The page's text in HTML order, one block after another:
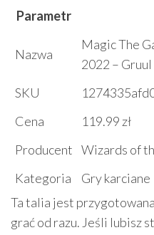
Parametr
Nazwa
Magic The
2022 –
SKU
Cena
119.99 zł
Producent Wizards of
Kategoria
Gry karciane
Ta talia jest
grać od razu. Jeśli lubisz